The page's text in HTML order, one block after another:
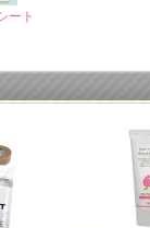
ート